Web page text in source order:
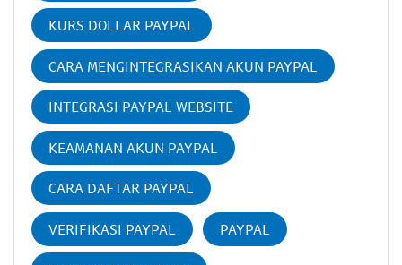
KURS DOLLAR PAYPAL
CARA MENGINTEGRASIKAN AKUN PAYPAL
INTEGRASI PAYPAL WEBSITE
KEAMANAN AKUN PAYPAL
CARA DAFTAR PAYPAL
VERIFIKASI PAYPAL PAYPAL